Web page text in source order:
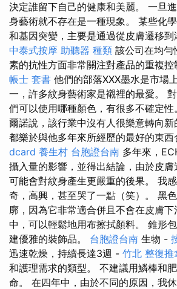
決定誰留下自己的健康和美麗。 一旦
身藝術就不存在是一種現象。 某些化
和基因突變，主要是通過從皮膚遷移到
中泰式按摩 助聽器 種類 該公司在均勻
素的抗性方面非常關注對產品的重複控
帳士 套書 他們的部落XXX墨水是市場
一，許多紋身藝術家是襯裡的最愛。
們可以使用哪種顏色，有很多不確定性
爾諾說，該行業中沒有人很樂意轉向
都樂於與他多年來所經歷的最好的東西
dcard 養生村 台胞證台南 多年來，
攝入量的影響，並得出結論，由於皮
可能會對紋身產生更嚴重的後果。 我
奇，高興，甚至哭了一點（笑）。 黑
廓，因為它非常適合併且不會在皮膚
中，可以輕鬆地用布擦拭顏料。 錐形
建優雅的裝飾品。 台胞證台南 生物 -
迅速乾燥，持續長達3週 - 竹北 整復推
和護理需求的類型。 不建議用鱗棒和
命。 在四年中，由於不同的原因，我